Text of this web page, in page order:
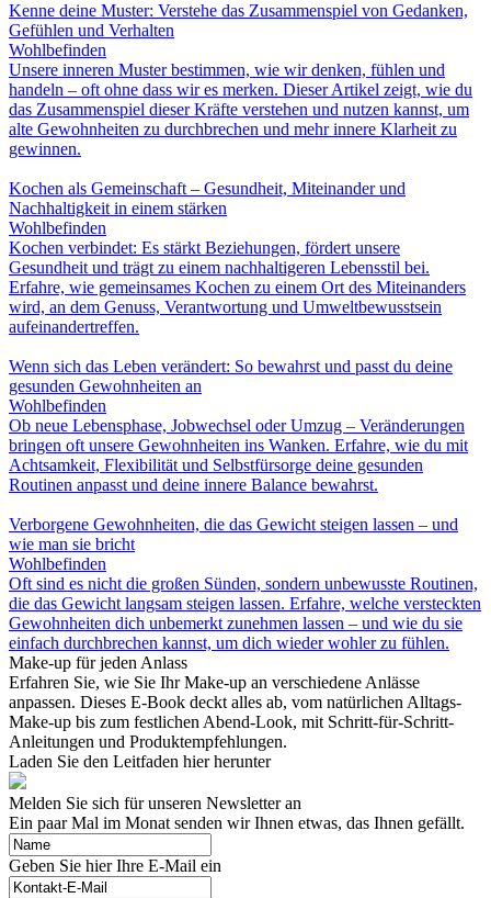
Kenne deine Muster: Verstehe das Zusammenspiel von Gedanken,
Gefühlen und Verhalten
Wohlbefinden
Unsere inneren Muster bestimmen, wie wir denken, fühlen und
handeln – oft ohne dass wir es merken. Dieser Artikel zeigt, wie du
das Zusammenspiel dieser Kräfte verstehen und nutzen kannst, um
alte Gewohnheiten zu durchbrechen und mehr innere Klarheit zu
gewinnen.
Kochen als Gemeinschaft – Gesundheit, Miteinander und
Nachhaltigkeit in einem stärken
Wohlbefinden
Kochen verbindet: Es stärkt Beziehungen, fördert unsere
Gesundheit und trägt zu einem nachhaltigeren Lebensstil bei.
Erfahre, wie gemeinsames Kochen zu einem Ort des Miteinanders
wird, an dem Genuss, Verantwortung und Umweltbewusstsein
aufeinandertreffen.
Wenn sich das Leben verändert: So bewahrst und passt du deine
gesunden Gewohnheiten an
Wohlbefinden
Ob neue Lebensphase, Jobwechsel oder Umzug – Veränderungen
bringen oft unsere Gewohnheiten ins Wanken. Erfahre, wie du mit
Achtsamkeit, Flexibilität und Selbstfürsorge deine gesunden
Routinen anpasst und deine innere Balance bewahrst.
Verborgene Gewohnheiten, die das Gewicht steigen lassen – und
wie man sie bricht
Wohlbefinden
Oft sind es nicht die großen Sünden, sondern unbewusste Routinen,
die das Gewicht langsam steigen lassen. Erfahre, welche versteckten
Gewohnheiten dich unbemerkt zunehmen lassen – und wie du sie
einfach durchbrechen kannst, um dich wieder wohler zu fühlen.
Make-up für jeden Anlass
Erfahren Sie, wie Sie Ihr Make-up an verschiedene Anlässe
anpassen. Dieses E-Book deckt alles ab, vom natürlichen Alltags-
Make-up bis zum festlichen Abend-Look, mit Schritt-für-Schritt-
Anleitungen und Produktempfehlungen.
Laden Sie den Leitfaden hier herunter
Melden Sie sich für unseren Newsletter an
Ein paar Mal im Monat senden wir Ihnen etwas, das Ihnen gefällt.
Geben Sie hier Ihre E-Mail ein